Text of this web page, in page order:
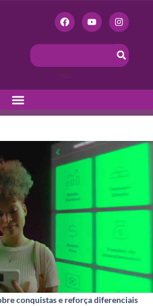
conquistas e reforça diferenciais